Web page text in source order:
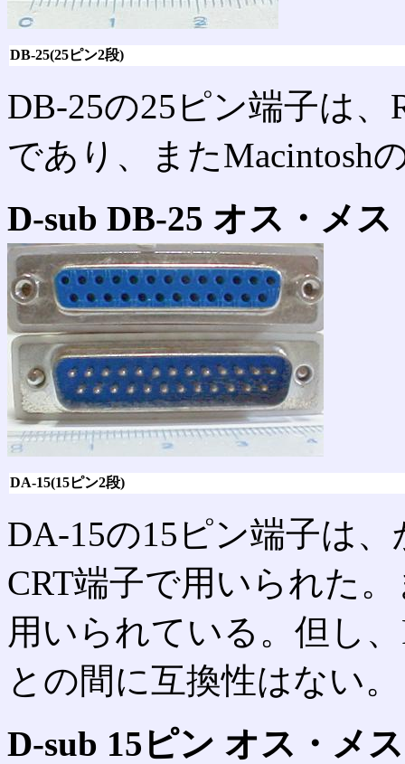
DB-25(25ピン2段)
DB-25の25ピン端子は、
であり、またMacintosh
D-sub DB-25 オス・メス
DA-15(15ピン2段)
DA-15の15ピン端子は
CRT端子で用いられた
用いられている。但し
との間に互換性はない。
D-sub 15ピン オス・メス